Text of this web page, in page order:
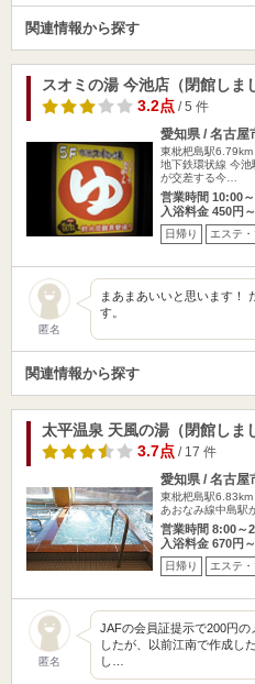
関連情報から探す
スオミの湯 今池店（閉館しま
3.2点/ 5 件
愛知県 / 名古屋
東枇杷島駅6.79km
地下鉄環状線 今
が交差する今…
営業時間 10:00
入浴料金 450円～
日帰り エステ
匿名
まあまあいいと思います！
す。
関連情報から探す
太平温泉 天風の湯（閉館しま
3.7点/ 17 件
愛知県 / 名古屋
東枇杷島駅6.83km
あおなみ線中島駅
営業時間 8:00～
入浴料金 670円～
日帰り エステ
匿名
JAFの会員証提示で200円の
したが、以前江南で作成し
し…